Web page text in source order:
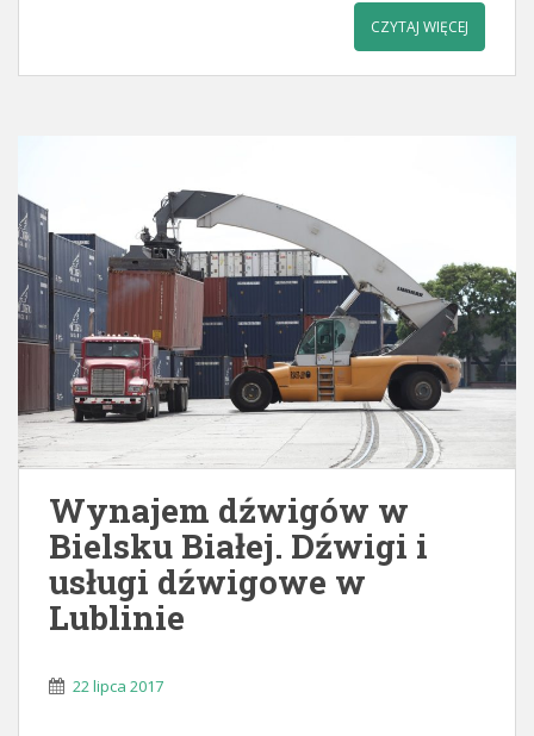
CZYTAJ WIĘCEJ
Wynajem dźwigów w
Bielsku Białej. Dźwigi i
usługi dźwigowe w
Lublinie
22 lipca 2017